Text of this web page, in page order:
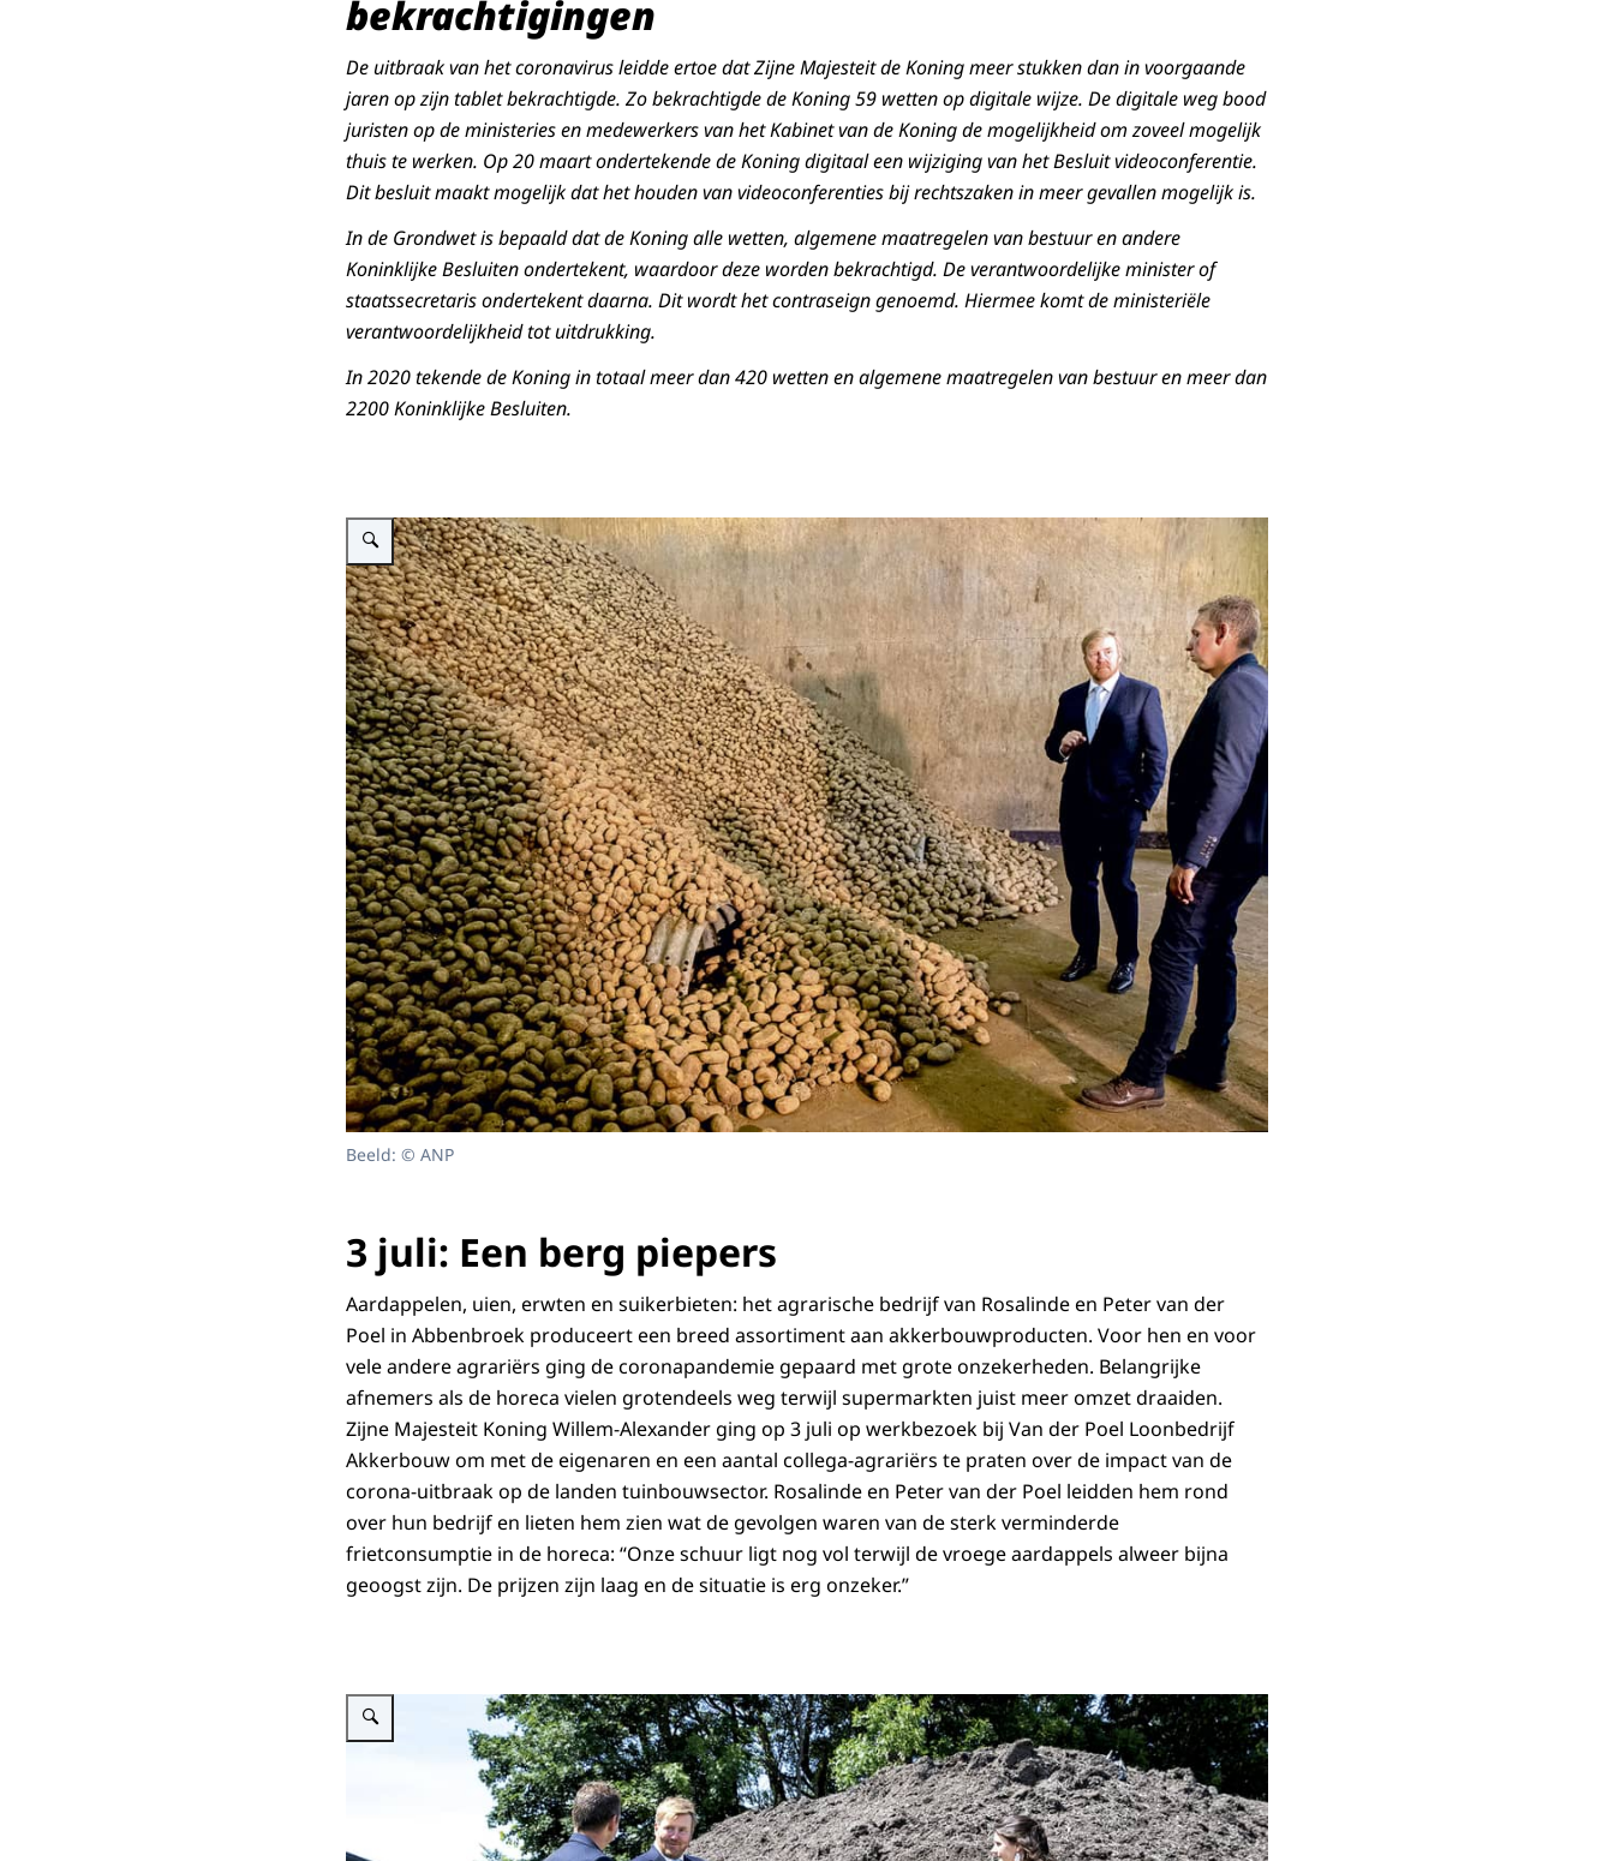
bekrachtigingen
De uitbraak van het coronavirus leidde ertoe dat Zijne Majesteit de Koning meer stukken dan in voorgaande
jaren op zijn tablet bekrachtigde. Zo bekrachtigde de Koning 59 wetten op digitale wijze. De digitale weg bood
juristen op de ministeries en medewerkers van het Kabinet van de Koning de mogelijkheid om zoveel mogelijk
thuis te werken. Op 20 maart ondertekende de Koning digitaal een wijziging van het Besluit videoconferentie.
Dit besluit maakt mogelijk dat het houden van videoconferenties bij rechtszaken in meer gevallen mogelijk is.
In de Grondwet is bepaald dat de Koning alle wetten, algemene maatregelen van bestuur en andere
Koninklijke Besluiten ondertekent, waardoor deze worden bekrachtigd. De verantwoordelijke minister of
staatssecretaris ondertekent daarna. Dit wordt het contraseign genoemd. Hiermee komt de ministeriële
verantwoordelijkheid tot uitdrukking.
In 2020 tekende de Koning in totaal meer dan 420 wetten en algemene maatregelen van bestuur en meer dan
2200 Koninklijke Besluiten.
Vergroot afbeelding Koning in gesprek naast een berg aardappelen.
Beeld: © ANP
3 juli: Een berg piepers
Aardappelen, uien, erwten en suikerbieten: het agrarische bedrijf van Rosalinde en Peter van der
Poel in Abbenbroek produceert een breed assortiment aan akkerbouwproducten. Voor hen en voor
vele andere agrariërs ging de coronapandemie gepaard met grote onzekerheden. Belangrijke
afnemers als de horeca vielen grotendeels weg terwijl supermarkten juist meer omzet draaiden.
Zijne Majesteit Koning Willem-Alexander ging op 3 juli op werkbezoek bij Van der Poel Loonbedrijf
Akkerbouw om met de eigenaren en een aantal collega-agrariërs te praten over de impact van de
corona-uitbraak op de landen tuinbouwsector. Rosalinde en Peter van der Poel leidden hem rond
over hun bedrijf en lieten hem zien wat de gevolgen waren van de sterk verminderde
frietconsumptie in de horeca: “Onze schuur ligt nog vol terwijl de vroege aardappels alweer bijna
geoogst zijn. De prijzen zijn laag en de situatie is erg onzeker.”
Vergroot afbeelding Koning in gespek met een gezin.